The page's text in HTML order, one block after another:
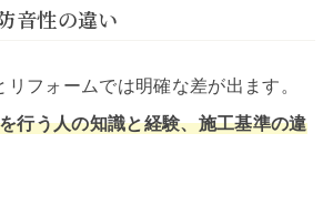
音性の違い
フォームでは明確な差が出ます。
行う人の知識と経験、施工基準の違